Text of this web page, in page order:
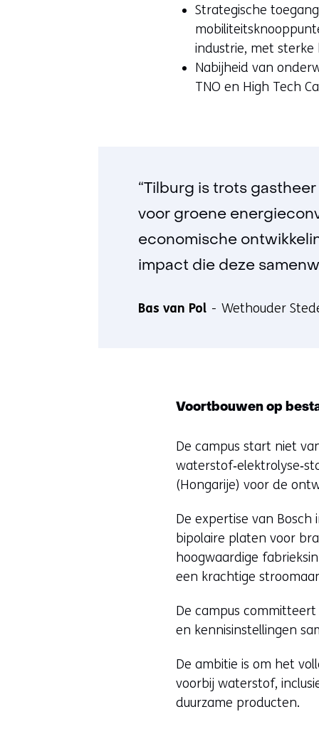
Strategische
industrie, met sterke
Nabijheid van
TNO en High Tech
“Tilburg is trots
voor groene
economische
impact die deze
Bas van Pol Wethouder
Voortbouwen op
De campus start niet
(Hongarije) voor de
De expertise van
bipolaire platen voor
hoogwaardige
een krachtige
De campus
en kennisinstellingen
De ambitie is om het
voorbij waterstof,
duurzame producten.